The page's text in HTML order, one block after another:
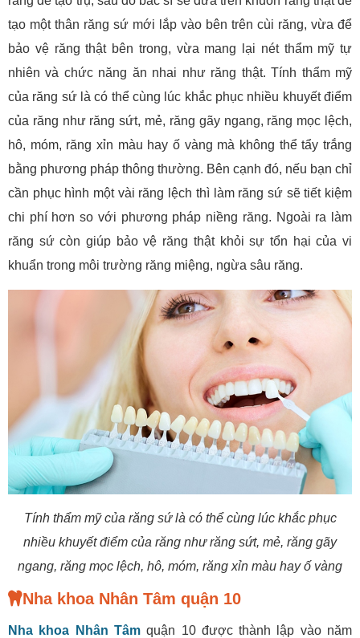
tạo một thân răng sứ mới lắp vào bên trên cùi răng, vừa để
bảo vệ răng thật bên trong, vừa mang lại nét thẩm mỹ tự
nhiên và chức năng ăn nhai như răng thật. Tính thẩm mỹ
của răng sứ là có thể cùng lúc khắc phục nhiều khuyết điểm
của răng như răng sứt, mẻ, răng gãy ngang, răng mọc lệch,
hô, móm, răng xỉn màu hay ố vàng mà không thể tẩy trắng
bằng phương pháp thông thường. Bên cạnh đó, nếu bạn chỉ
cần phục hình một vài răng lệch thì làm răng sứ sẽ tiết kiệm
chi phí hơn so với phương pháp niềng răng. Ngoài ra làm
răng sứ còn giúp bảo vệ răng thật khỏi sự tổn hại của vi
khuẩn trong môi trường răng miệng, ngừa sâu răng.
Tính thẩm mỹ của răng sứ là có thể cùng lúc khắc phục
nhiều khuyết điểm của răng như răng sứt, mẻ, răng gãy
ngang, răng mọc lệch, hô, móm, răng xỉn màu hay ố vàng
Nha khoa Nhân Tâm quận 10
Nha khoa Nhân Tâmquận 10 được thành lập vào năm